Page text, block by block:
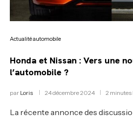
Actualité automobile
Honda et Nissan : Vers une
l’automobile ?
par Loris 24 décembre 2024 2 minutes
La récente annonce des